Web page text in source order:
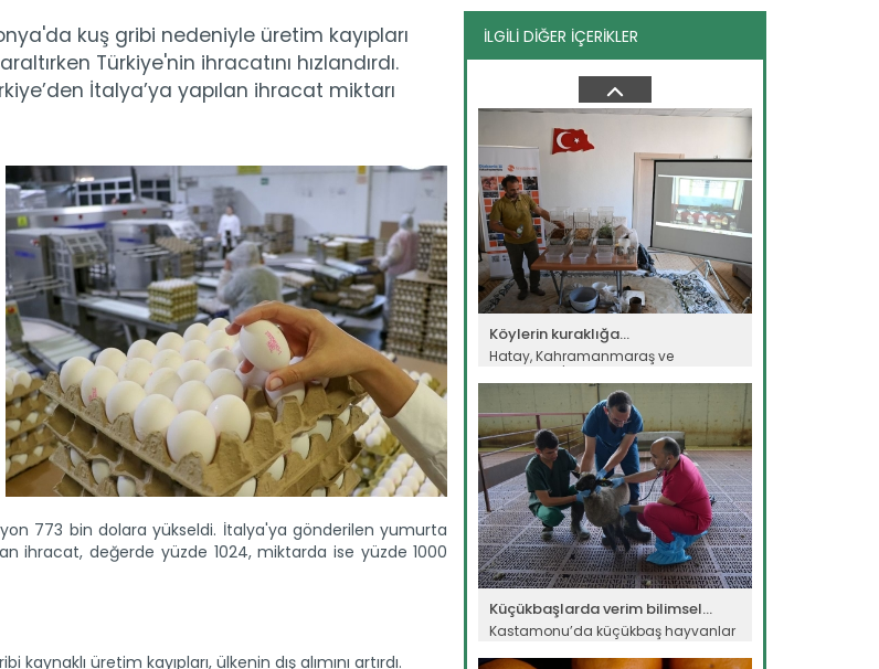
kuş gribi nedeniyle üretim kayıpları
Türkiye'nin ihracatını hızlandırdı.
İtalya’ya yapılan ihracat miktarı
773 bin dolara yükseldi. İtalya'ya gönderilen yumurta
ihracat, değerde yüzde 1024, miktarda ise yüzde 1000
üretim kayıpları, ülkenin dış alımını artırdı.
İLGİLİ DİĞER İÇERİKLER
Türk kuru meyve sektörü...
Çekirdeksiz kuru üzüm, kuru incir ve
kuru kayısıdaki yüksek...
Köylerin kuraklığa...
Hatay, Kahramanmaraş ve
Adıyaman'da iklim kaynaklı afet
riski...
Devamını Oku ->
Küçükbaşlarda verim bilimsel...
Kastamonu’da küçükbaş hayvanlar